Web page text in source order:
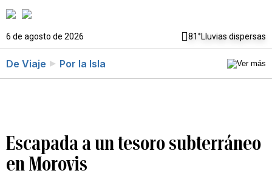
6 de agosto de 2026 81°Lluvias dispersas
De Viaje Por la Isla
Escapada a un tesoro subterráneo
en Morovis